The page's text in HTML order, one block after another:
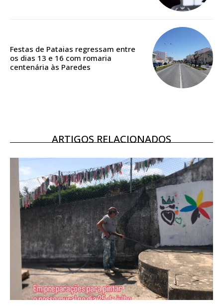
DIGITAL ANUAL
16€
12 meses
Acesso ao conteúdo online
Acesso aos conteúdos Exclusivos para
assinantes
Ofertas para assinatura anual
Escolha o plano
Festas de Pataias regressam entre
os dias 13 e 16 com romaria
centenária às Paredes
ARTIGOS RELACIONADOS